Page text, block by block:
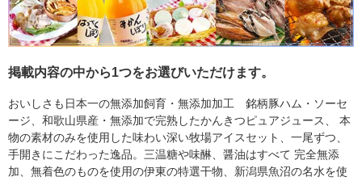
掲載内容の中から1つをお選びいただけます。
おいしさも日本一の無添加飼育・無添加加工 銘柄豚ハム・ソーセ
ージ、和歌山県産・無添加で完熟したかんきつピュアジュース、 本
物の素材のみを使用した味わい深い牧場アイスセット、一尾ずつ、
手開きにこだわった逸品。三温糖や味醂、醤油はすべて 完全無添
加、無着色のものを使用の伊東の特選干物、新潟県魚沼の名水を使